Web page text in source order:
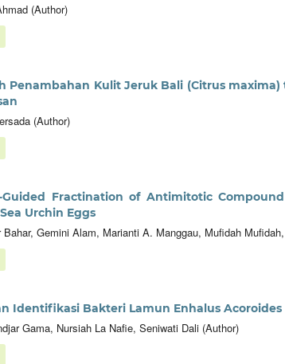
(Author)
Penambahan Kulit Jeruk Bali (Citrus
(Author)
Guided Fractination of Antimitotic
Urchin Eggs
Bahar, Gemini Alam, Marianti A. Manggau, Mufidah
Identifikasi Bakteri Lamun Enhalus
Gama, Nursiah La Nafie, Seniwati Dali (Author)